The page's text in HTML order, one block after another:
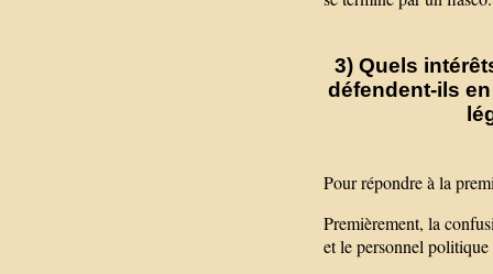
3) Quels
défendent-ils
Pour répondre à la
Premièrement, la
et le personnel